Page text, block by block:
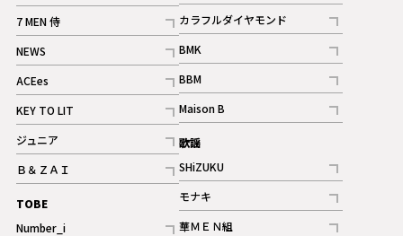
記事
7 MEN 侍
記事
NEWS
記事
ACEes
記事
KEY TO LIT
記事
ジュニア
記事
Ｂ＆ＺＡＩ
記事
TOBE
Number_i
記事
カラフルダイヤモンド
記事
BMK
記事
BBM
記事
ギャラリー
Maison B
記事
歌謡
SHiZUKU
記事
モナキ
記事
華ＭＥＮ組